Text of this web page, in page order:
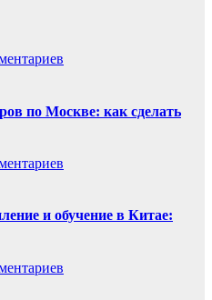
по Москве: как сделать
и обучение в Китае: